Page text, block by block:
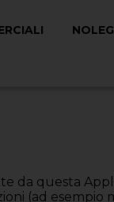
da questa
(ad esempio